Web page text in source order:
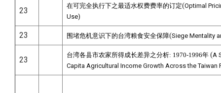
23
在可完全执行下之最适水权费费率的订定(Optimal
Use)
23 围堵危机意识下的台湾粮食安全保障(Siege Mentality
23
台湾各县市农家所得成长差异之分析: 1970-1996年 (A
Capita Agricultural Income Growth Across the Taiwan